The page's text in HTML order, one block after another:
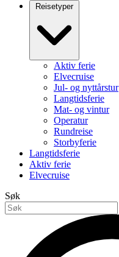
Reisetyper
Aktiv ferie
Elvecruise
Jul- og nyttårstur
Langtidsferie
Mat- og vintur
Operatur
Rundreise
Storbyferie
Langtidsferie
Aktiv ferie
Elvecruise
Søk